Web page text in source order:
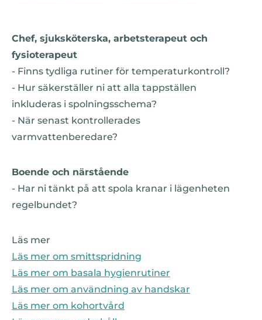
Chef, sjuksköterska, arbetsterapeut och
fysioterapeut
- Finns tydliga rutiner för temperaturkontroll?
- Hur säkerställer ni att alla tappställen
inkluderas i spolningsschema?
- När senast kontrollerades
varmvattenberedare?
Boende och närstående
- Har ni tänkt på att spola kranar i lägenheten
regelbundet?
Läs mer
Läs mer om smittspridning
Läs mer om basala hygienrutiner
Läs mer om användning av handskar
Läs mer om kohortvård